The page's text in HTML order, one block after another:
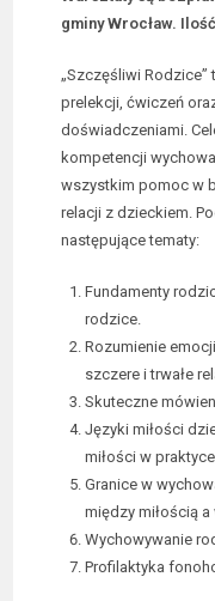
gminy Wrocław.
„Szczęśliwi
prelekcji, ćwiczeń
doświadczeniami.
kompetencji
wszystkim pomoc w
relacji z dzieckiem.
następujące tematy:
Fundamenty
rodzice.
Rozumienie
szczere i trwałe
Skuteczne
Języki miłości
miłości w praktyce.
Granice w
między miłością a
Wychowywanie
Profilaktyka